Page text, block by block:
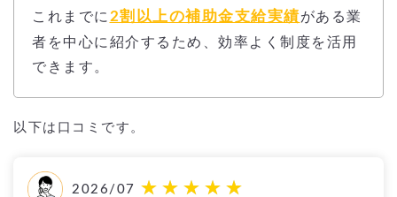
これまでに 2割以上の補助金支給実績がある業
者を中心に紹介するため、効率よく制度を活用
できます。
以下は口コミです。
2026/07